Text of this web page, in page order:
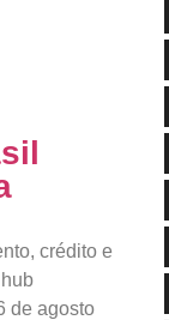
crédito e
de agosto